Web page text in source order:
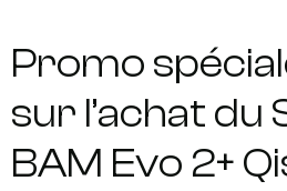
Promo
sur l’achat
BAM Evo 2+